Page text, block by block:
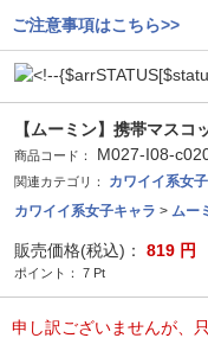
ご注意事項はこちら>>
【ムーミン】携帯マス
商品コード： M027-I08-
関連カテゴリ：
カワイイ系女
カワイイ系女子キャラ > ムー
販売価格(税込)： 819 円
ポイント： 7 Pt
申し訳ございませんが、